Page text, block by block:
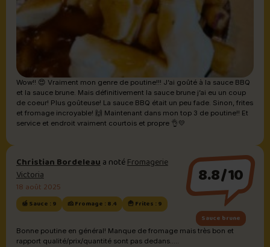
Wow!! 😍 Vraiment mon genre de poutine!!! J’ai goûté à la sauce BBQ
et la sauce brune. Mais définitivement la sauce brune j’ai eu un coup
de coeur! Plus goûteuse! La sauce BBQ était un peu fade. Sinon, frites
et fromage incroyable! 🙌 Maintenant dans mon top 3 de poutine!! Et
service et endroit vraiment courtois et propre 👌💛
Christian Bordeleaua notéFromagerie
Victoria
18 août 2025
🍯 Sauce : 9 🧀 Fromage : 8.4 🍟 Frites : 9
8.8/10
Sauce brune
Bonne poutine en général! Manque de fromage mais très bon et
rapport qualité/prix/quantité sont pas dedans.....